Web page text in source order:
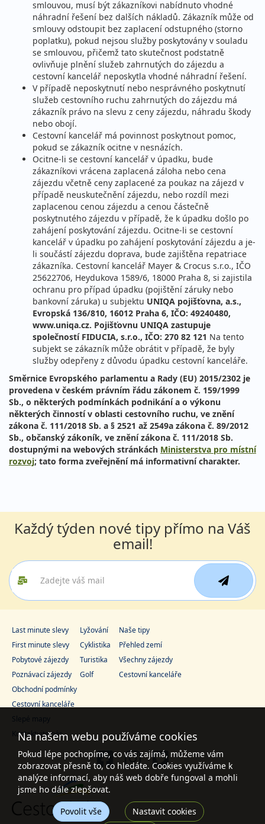
smlouvou, musí být zákazníkovi nabídnuto vhodné
náhradní řešení bez dalších nákladů. Zákazník může od
smlouvy odstoupit bez zaplacení odstupného (storno
poplatku), pokud nejsou služby poskytovány v souladu
se smlouvou, přičemž tato skutečnost podstatně
ovlivňuje plnění služeb zahrnutých do zájezdu a
cestovní kancelář neposkytla vhodné náhradní řešení.
V případě neposkytnutí nebo nesprávného poskytnutí
služeb cestovního ruchu zahrnutých do zájezdu má
zákazník právo na slevu z ceny zájezdu, náhradu škody
nebo obojí.
Cestovní kancelář má povinnost poskytnout pomoc,
pokud se zákazník ocitne v nesnázích.
Ocitne-li se cestovní kancelář v úpadku, bude
zákazníkovi vrácena zaplacená záloha nebo cena
zájezdu včetně ceny zaplacené za poukaz na zájezd v
případě neuskutečnění zájezdu, nebo rozdíl mezi
zaplacenou cenou zájezdu a cenou částečně
poskytnutého zájezdu v případě, že k úpadku došlo po
zahájení poskytování zájezdu. Ocitne-li se cestovní
kancelář v úpadku po zahájení poskytování zájezdu a je-
li součástí zájezdu doprava, bude zajištěna repatriace
zákazníka. Cestovní kancelář Mayer & Crocus s.r.o., IČO
25622706, Heydukova 1589/6, 18000 Praha 8, si zajistila
ochranu pro případ úpadku (pojištění záruky nebo
bankovní záruka) u subjektu UNIQA pojišťovna, a.s.,
Evropská 136/810, 16012 Praha 6, IČO: 49240480,
www.uniqa.cz. Pojišťovnu UNIQA zastupuje
společností FIDUCIA, s.r.o., IČO: 270 82 121 Na tento
subjekt se zákazník může obrátit v případě, že byly
služby odepřeny z důvodu úpadku cestovní kanceláře.
Směrnice Evropského parlamentu a Rady (EU) 2015/2302 je
provedena v českém právním řádu zákonem č. 159/1999
Sb., o některých podmínkách podnikání a o výkonu
některých činností v oblasti cestovního ruchu, ve znění
zákona č. 111/2018 Sb. a § 2521 až 2549a zákona č. 89/2012
Sb., občanský zákoník, ve znění zákona č. 111/2018 Sb.
dostupnými na webových stránkách Ministerstva pro místní
rozvoj; tato forma zveřejnění má informativní charakter.
Každý týden nové tipy přímo na Váš
email!
Last minute slevy
First minute slevy
Pobytové zájezdy
Poznávací zájezdy
Lyžování
Cyklistika
Turistika
Golf
Naše tipy
Přehled zemí
Všechny zájezdy
Cestovní kanceláře
Obchodní podmínky
Cestovní kanceláře
Slepé mapy
Kontaktujte nás
Na našem webu používáme cookies
Pokud lépe pochopíme, co vás zajímá, můžeme vám
zobrazovat přesně to, co hledáte. Cookies využíváme k
analýze informací, aby náš web dobře fungoval a mohli
jsme ho dále zlepšovat.
Povolit vše
Nastavit cookies